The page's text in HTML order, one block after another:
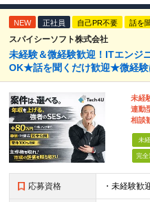
NEW 正社員 自己PR不要 話を
スパイシーソフト株式会社
未経験＆微経験歓迎！ITエン
OK★話を聞くだけ歓迎★微経験
未経
連動
相談
未
完全
応募資格